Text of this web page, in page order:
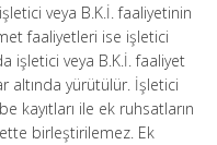
veya B.K.İ. faaliyetinin
faaliyetleri ise işletici
işletici veya B.K.İ. faaliyet
altında yürütülür. İşletici
kayıtları ile ek ruhsatların
birleştirilemez. Ek